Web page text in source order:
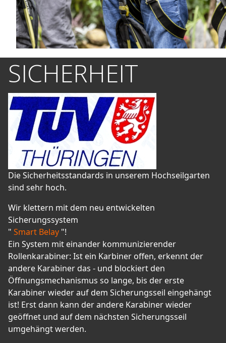
SICHERHEIT
Die Sicherheitsstandards in unserem Hochseilgarten
sind sehr hoch.
Wir klettern mit dem neu entwickelten
Sicherungssystem
" Smart Belay "!
Ein System mit einander kommunizierender
Rollenkarabiner: Ist ein Karbiner offen, erkennt der
andere Karabiner das - und blockiert den
Öffnungsmechanismus so lange, bis der erste
Karabiner wieder auf dem Sicherungsseil eingehängt
ist! Erst dann kann der andere Karabiner wieder
geöffnet und auf dem nächsten Sicherungsseil
umgehängt werden.